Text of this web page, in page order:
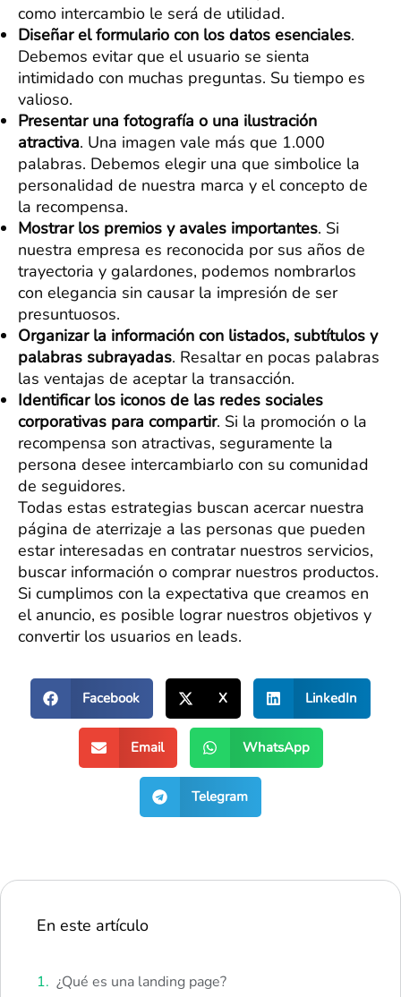
como intercambio le será de utilidad.
Diseñar el formulario con los datos esenciales.
Debemos evitar que el usuario se sienta
intimidado con muchas preguntas. Su tiempo es
valioso.
Presentar una fotografía o una ilustración
atractiva. Una imagen vale más que 1.000
palabras. Debemos elegir una que simbolice la
personalidad de nuestra marca y el concepto de
la recompensa.
Mostrar los premios y avales importantes. Si
nuestra empresa es reconocida por sus años de
trayectoria y galardones, podemos nombrarlos
con elegancia sin causar la impresión de ser
presuntuosos.
Organizar la información con listados, subtítulos y
palabras subrayadas. Resaltar en pocas palabras
las ventajas de aceptar la transacción.
Identificar los iconos de las redes sociales
corporativas para compartir. Si la promoción o la
recompensa son atractivas, seguramente la
persona desee intercambiarlo con su comunidad
de seguidores.
Todas estas estrategias buscan acercar nuestra
página de aterrizaje a las personas que pueden
estar interesadas en contratar nuestros servicios,
buscar información o comprar nuestros productos.
Si cumplimos con la expectativa que creamos en
el anuncio, es posible lograr nuestros objetivos y
convertir los usuarios en leads.
Facebook X LinkedIn
Email WhatsApp
Telegram
En este artículo
¿Qué es una landing page?